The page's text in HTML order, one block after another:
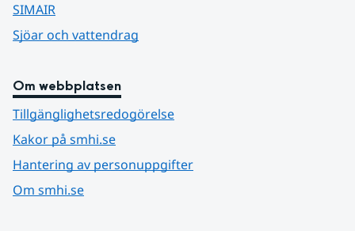
SIMAIR
Sjöar och vattendrag
Om webbplatsen
Tillgänglighetsredogörelse
Kakor på smhi.se
Hantering av personuppgifter
Om smhi.se